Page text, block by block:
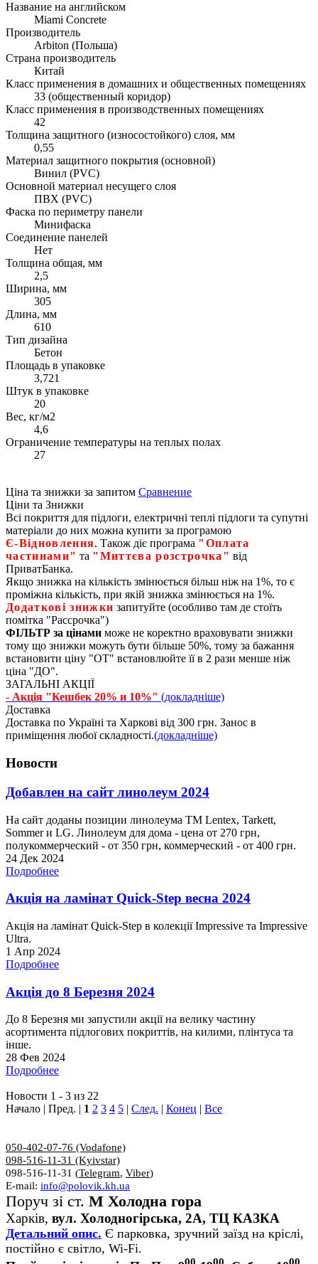
Название на английском
Miami Concrete
Производитель
Arbiton (Польша)
Страна производитель
Китай
Класс применения в домашних и общественных помещениях
33 (общественный коридор)
Класс применения в производственных помещениях
42
Толщина защитного (износостойкого) слоя, мм
0,55
Материал защитного покрытия (основной)
Винил (PVC)
Основной материал несущего слоя
ПВХ (PVC)
Фаска по периметру панели
Минифаска
Соединение панелей
Нет
Толщина общая, мм
2,5
Ширина, мм
305
Длина, мм
610
Тип дизайна
Бетон
Площадь в упаковке
3,721
Штук в упаковке
20
Вес, кг/м2
4,6
Ограничение температуры на теплых полах
27
Ціна та знижки за запитом Сравнение
Ціни та Знижки
Всі покриття для підлоги, електричні теплі підлоги та супутні
матеріали до них можна купити за програмою
Є‑Відновлення. Також діє програма "Оплата
частинами" та "Миттєва розстрочка" від
ПриватБанка.
Якщо знижка на кількість змінюється більш ніж на 1%, то є
проміжна кількість, при якій знижка змінюється на 1%.
Додаткові знижки запитуйте (особливо там де стоїть
помітка "Рассрочка")
ФІЛЬТР за цінами може не коректно враховувати знижки
тому що знижки можуть бути більше 50%, тому за бажання
встановити ціну "ОТ" встановлюйте її в 2 рази менше ніж
ціна "ДО".
ЗАГАЛЬНІ АКЦІЇ
- Акція "Кешбек 20% и 10%" (докладніше)
Доставка
Доставка по Україні та Харкові від 300 грн. Занос в
приміщення любої складності.(докладніше)
Новости
Добавлен на сайт линолеум 2024
На сайт доданы позиции линолеума ТМ Lentex, Tarkett,
Sommer и LG. Линолеум для дома - цена от 270 грн,
полукоммерческий - от 350 грн, коммерческий - от 400 грн.
24 Дек 2024
Подробнее
Акція на ламінат Quick-Step весна 2024
Акція на ламінат Quick-Step в колекції Impressive та Impressive
Ultra.
1 Апр 2024
Подробнее
Акція до 8 Березня 2024
До 8 Березня ми запустили акції на велику частину
асортимента підлогових покриттів, на килими, плінтуса та
інше.
28 Фев 2024
Подробнее
Новости 1 - 3 из 22
Начало | Пред. | 1 2 3 4 5 | След. | Конец | Все
050-402-07-76 (Vodafone)
098-516-11-31 (Kyivstar)
098-516-11-31 (Telegram, Viber)
E-mail: info@polovik.kh.ua
Поруч зі ст. М Холодна гора
Харків, вул. Холодногірська, 2А, ТЦ КАЗКА
Детальний опис. Є парковка, зручний заїзд на кріслі,
постійно є світло, Wi-Fi.